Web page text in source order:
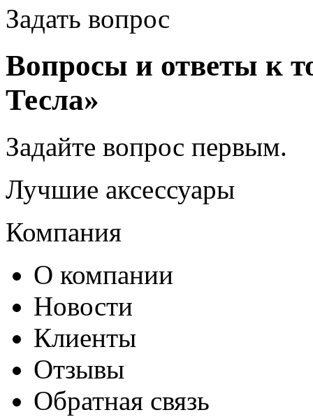
Задать вопрос
Вопросы и ответы к
Тесла»
Задайте вопрос первым.
Лучшие аксессуары
Компания
О компании
Новости
Клиенты
Отзывы
Обратная связь